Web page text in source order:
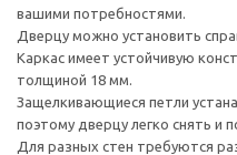
вашими потребностями.
Дверцу можно установить
Каркас имеет устойчивую
толщиной 18 мм.
Защелкивающиеся петли
поэтому дверцу легко снять и
Для разных стен требуются